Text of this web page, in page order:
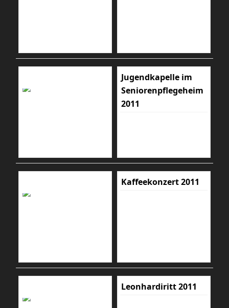
Jugendkapelle im
Seniorenpflegeheim
2011
Kaffeekonzert 2011
Leonhardiritt 2011